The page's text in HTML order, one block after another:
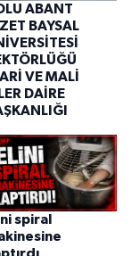
ABANT
BAYSAL
VE MALİ
DAİRE
spiral